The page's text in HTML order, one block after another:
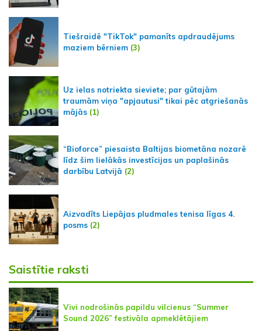
Tiešraidē "TikTok" pamanīts apdraudējums
maziem bērniem (3)
Uz ielas notriekta sieviete; par gūtajām
traumām viņa "apjautusi" tikai pēc atgriešanās
mājās (1)
“Bioforce” piesaista Baltijas biometāna nozarē
līdz šim lielākās investīcijas un paplašinās
darbību Latvijā (2)
Aizvadīts Liepājas pludmales tenisa līgas 4.
posms (2)
Saistītie raksti
Vivi nodrošinās papildu vilcienus “Summer
Sound 2026” festivāla apmeklētājiem